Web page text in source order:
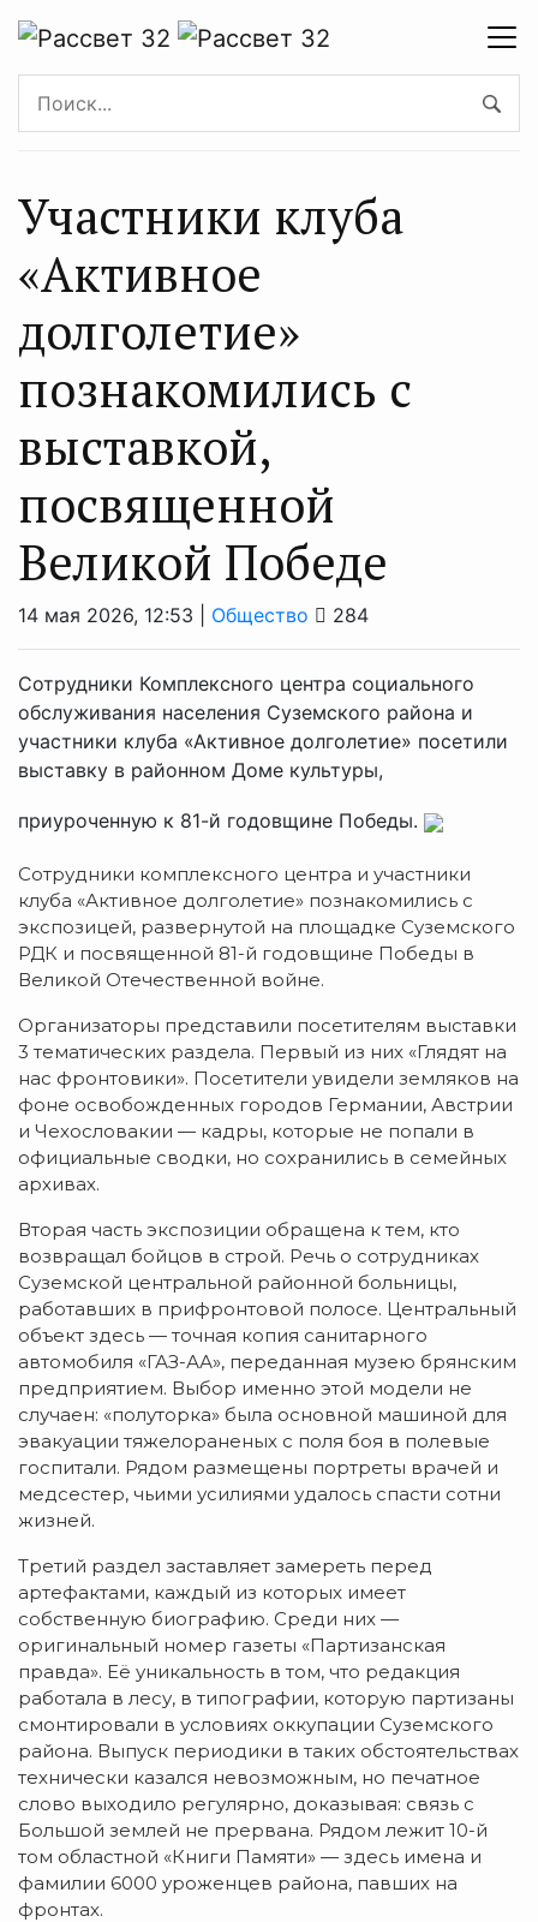
Участники клуба
«Активное
долголетие»
познакомились с
выставкой,
посвященной
Великой Победе
14 мая 2026, 12:53 | Общество 284
Сотрудники Комплексного центра социального
обслуживания населения Суземского района и
участники клуба «Активное долголетие» посетили
выставку в районном Доме культуры,
приуроченную к 81-й годовщине Победы.
Сотрудники комплексного центра и участники
клуба «Активное долголетие» познакомились с
экспозицей, развернутой на площадке Суземского
РДК и посвященной 81-й годовщине Победы в
Великой Отечественной войне.
Организаторы представили посетителям выставки
3 тематических раздела. Первый из них «Глядят на
нас фронтовики». Посетители увидели земляков на
фоне освобожденных городов Германии, Австрии
и Чехословакии — кадры, которые не попали в
официальные сводки, но сохранились в семейных
архивах.
Вторая часть экспозиции обращена к тем, кто
возвращал бойцов в строй. Речь о сотрудниках
Суземской центральной районной больницы,
работавших в прифронтовой полосе. Центральный
объект здесь — точная копия санитарного
автомобиля «ГАЗ-АА», переданная музею брянским
предприятием. Выбор именно этой модели не
случаен: «полуторка» была основной машиной для
эвакуации тяжелораненых с поля боя в полевые
госпитали. Рядом размещены портреты врачей и
медсестер, чьими усилиями удалось спасти сотни
жизней.
Третий раздел заставляет замереть перед
артефактами, каждый из которых имеет
собственную биографию. Среди них —
оригинальный номер газеты «Партизанская
правда». Её уникальность в том, что редакция
работала в лесу, в типографии, которую партизаны
смонтировали в условиях оккупации Суземского
района. Выпуск периодики в таких обстоятельствах
технически казался невозможным, но печатное
слово выходило регулярно, доказывая: связь с
Большой землей не прервана. Рядом лежит 10-й
том областной «Книги Памяти» — здесь имена и
фамилии 6000 уроженцев района, павших на
фронтах.